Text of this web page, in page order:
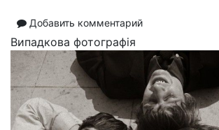
Добавить комментарий
Випадкова фотографія